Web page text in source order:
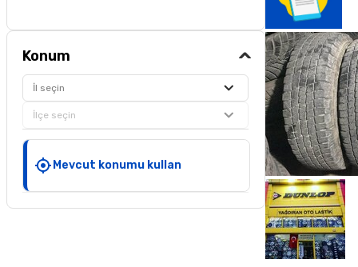
Konum
İl seçin
İlçe seçin
Mevcut konumu kullan